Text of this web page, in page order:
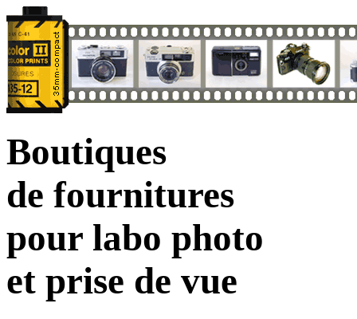
Boutiques
de fournitures
pour labo photo
et prise de vue